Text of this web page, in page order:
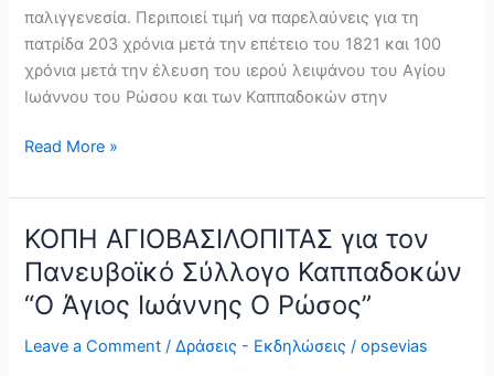
παλιγγενεσία. Περιποιεί τιμή να παρελαύνεις για τη
πατρίδα 203 χρόνια μετά την επέτειο του 1821 και 100
χρόνια μετά την έλευση του ιερού λειψάνου του Αγίου
Ιωάννου του Ρώσου και των Καππαδοκών στην
Read More »
ΚΟΠΗ ΑΓΙΟΒΑΣΙΛΟΠΙΤΑΣ για τον
Πανευβοϊκό Σύλλογο Καππαδοκών
“Ο Άγιος Ιωάννης Ο Ρώσος”
Leave a Comment /Δράσεις - Εκδηλώσεις /opsevias
ΚΟΠΗ
ΑΓΙΟΒΑΣΙΛΟΠΙΤΑΣ
για
τον
Πανευβοϊκό